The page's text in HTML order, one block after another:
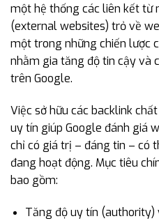
một hệ thống các liên kết từ
(external websites) trỏ về
một trong những chiến lược
nhằm gia tăng độ tin cậy và
trên Google.
Việc sở hữu các backlink
uy tín giúp Google đánh giá
chỉ có giá trị – đáng tin – có
đang hoạt động. Mục tiêu
bao gồm:
Tăng độ uy tín (authority)